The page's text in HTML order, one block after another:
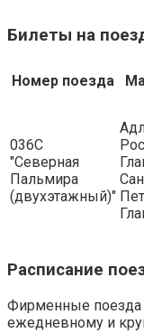
Билеты на
Номер поезда
036С
"Северная
Пальмира
(двухэтажный)"
Расписание
Фирменные поезда
ежедневному и